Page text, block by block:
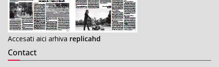
Accesati aici arhiva replicahd
Contact